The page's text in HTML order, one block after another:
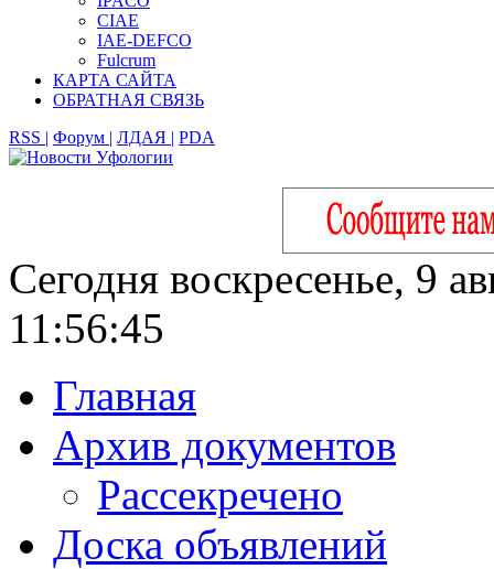
CIAE
IAE-DEFCO
Fulcrum
КАРТА САЙТА
ОБРАТНАЯ СВЯЗЬ
RSS | Форум | ЛДАЯ | PDA
Сегодня воскресенье, 9
11:56:46
Главная
Архив документов
Рассекречено
Доска объявлений